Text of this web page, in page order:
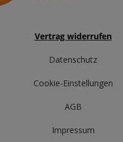
Vertrag widerrufen
Datenschutz
Cookie-Einstellungen
AGB
Impressum